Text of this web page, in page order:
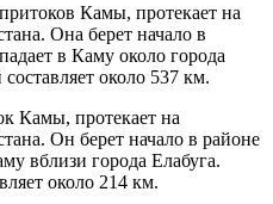
Камы, протекает на
Она берет начало в
в Каму около города
около 537 км.
Камы, протекает на
Он берет начало в районе
вблизи города Елабуга.
около 214 км.